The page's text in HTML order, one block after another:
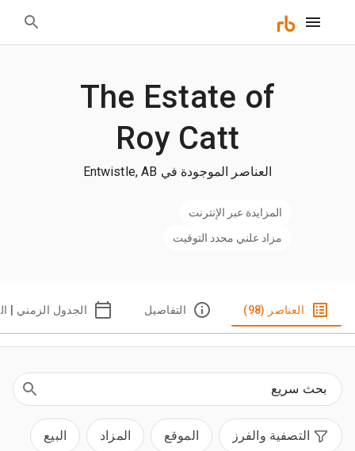
The Estate of
Roy Catt
العناصر الموجودة في Entwistle, AB
المزايدة عبر الإنترنت
مزاد علني محدد التوقيت
العناصر (98) التفاصيل الجدول الزمني |
التصفية والفرز الموقع المزاد البيع